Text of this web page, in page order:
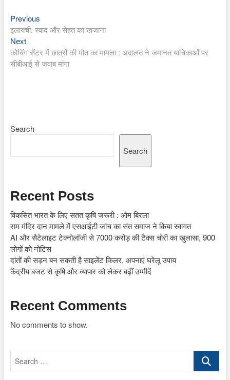
Post
navigation
PreviousPrevious
post:
इलायची: स्वाद और सेहत का खजाना
NextNext
post:
कोचिंग सेंटर में छात्रों की मौत का मामला : अदालत ने जमानत याचिकाओं पर
सीबीआई से जवाब मांगा
Search
Search
Recent Posts
विकसित भारत के लिए सतत कृषि जरूरी : ओम बिरला
राम मंदिर दान मामले में एसआईटी जांच का संत समाज ने किया स्वागत
AI और सैटेलाइट टेक्नोलॉजी से 7000 करोड़ की टैक्स चोरी का खुलासा, 900
लोगों को नोटिस
दांतों की सड़न बन सकती है साइलेंट किलर, अपनाएं घरेलू उपाय
केंद्रीय बजट से कृषि और व्यापार को लेकर बढ़ीं उम्मीदें
Recent Comments
No comments to show.
Search